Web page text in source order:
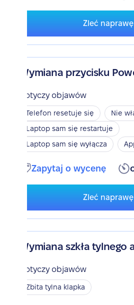
Zleć naprawę
Wymiana przycisku
Dotyczy objawów
Telefon resetuje się
Nie
Laptop sam się restartuje
Laptop sam się wyłącza
Zapytaj o wycenę
Zleć naprawę
Wymiana szkła tylnego
Dotyczy objawów
Zbita tylna klapka